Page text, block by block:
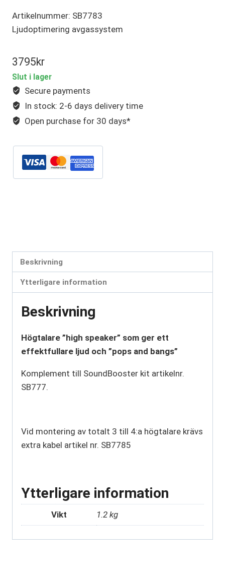
Artikelnummer: SB7783
Ljudoptimering avgassystem
3795kr
Slut i lager
Secure payments
In stock: 2-6 days delivery time
Open purchase for 30 days*
Beskrivning
Ytterligare information
Beskrivning
Högtalare ”high speaker” som ger ett
effektfullare ljud och ”pops and bangs”
Komplement till SoundBooster kit artikelnr.
SB777.
Vid montering av totalt 3 till 4:a högtalare krävs
extra kabel artikel nr. SB7785
Ytterligare information
Vikt 1.2 kg